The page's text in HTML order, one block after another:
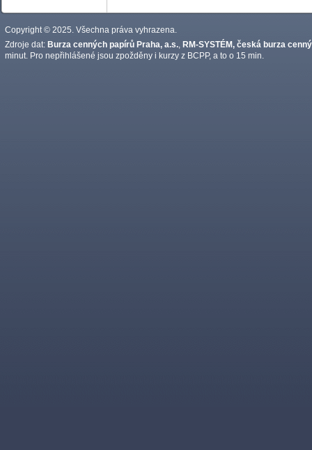
Copyright © 2025. Všechna práva vyhrazena.
Zdroje dat: Burza cenných papírů Praha, a.s., RM-SYSTÉM, česká burza
minut. Pro nepřihlášené jsou zpožděny i kurzy z BCPP, a to o 15 min.